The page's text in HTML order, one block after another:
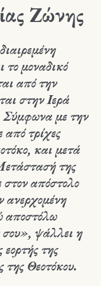
Ζώνης
το μοναδικό
από την
στην Ιερά
με την
τρίχες
και μετά
της
στον απόστολο
αποστόλω
ψάλλει η
της
Θεοτόκου.